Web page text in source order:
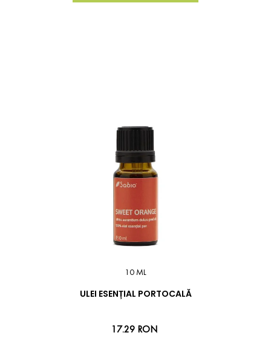
10 ML
ULEI ESENȚIAL PORTOCALĂ
17.29 RON